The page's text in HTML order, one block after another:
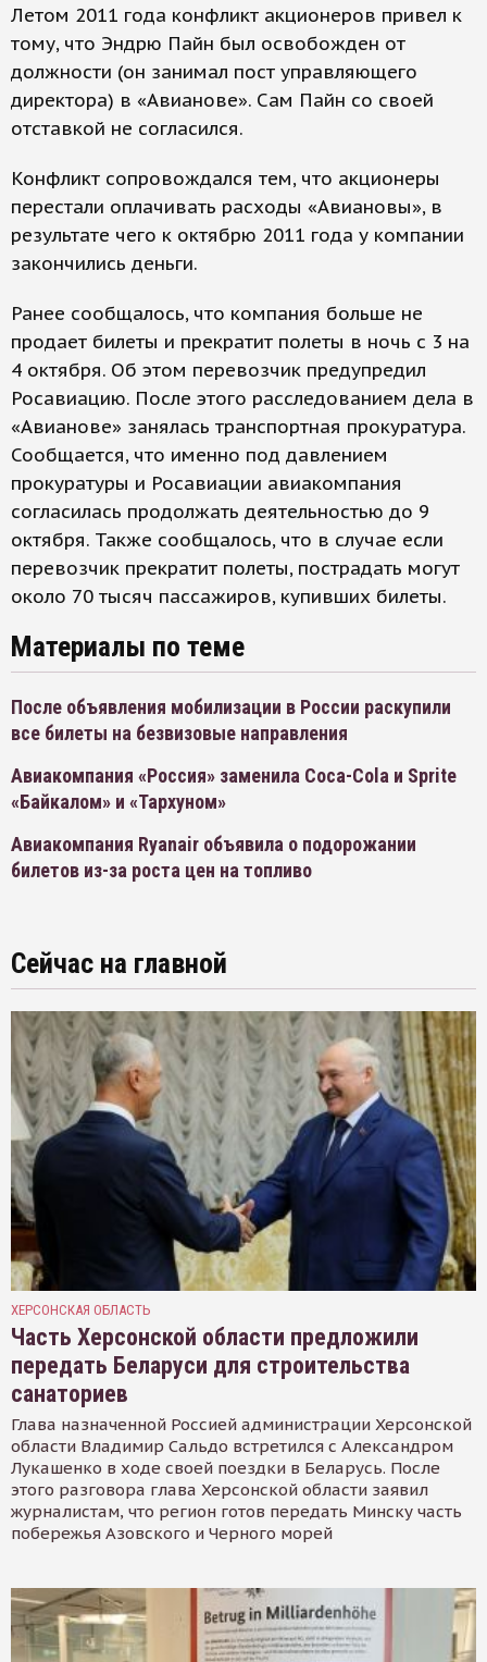
Летом 2011 года конфликт акционеров привел к
тому, что Эндрю Пайн был освобожден от
должности (он занимал пост управляющего
директора) в «Авианове». Сам Пайн со своей
отставкой не согласился.
Конфликт сопровождался тем, что акционеры
перестали оплачивать расходы «Авиановы», в
результате чего к октябрю 2011 года у компании
закончились деньги.
Ранее сообщалось, что компания больше не
продает билеты и прекратит полеты в ночь с 3 на
4 октября. Об этом перевозчик предупредил
Росавиацию. После этого расследованием дела в
«Авианове» занялась транспортная прокуратура.
Сообщается, что именно под давлением
прокуратуры и Росавиации авиакомпания
согласилась продолжать деятельностью до 9
октября. Также сообщалось, что в случае если
перевозчик прекратит полеты, пострадать могут
около 70 тысяч пассажиров, купивших билеты.
Материалы по теме
После объявления мобилизации в России раскупили
все билеты на безвизовые направления
Авиакомпания «Россия» заменила Coca-Cola и Sprite
«Байкалом» и «Тархуном»
Авиакомпания Ryanair объявила о подорожании
билетов из-за роста цен на топливо
Сейчас на главной
ХЕРСОНСКАЯ ОБЛАСТЬ
Часть Херсонской области предложили
передать Беларуси для строительства
санаториев
Глава назначенной Россией администрации Херсонской
области Владимир Сальдо встретился с Александром
Лукашенко в ходе своей поездки в Беларусь. После
этого разговора глава Херсонской области заявил
журналистам, что регион готов передать Минску часть
побережья Азовского и Черного морей